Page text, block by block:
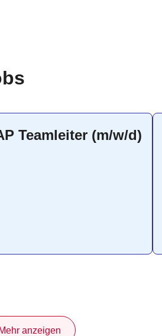
Teamleiter (m/w/d)
Mehr anzeigen